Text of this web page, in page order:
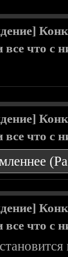
все что с
все что с
все что с